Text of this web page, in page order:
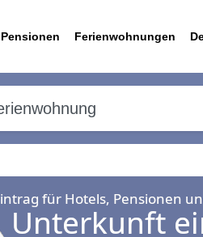
Pensionen Ferienwohnungen